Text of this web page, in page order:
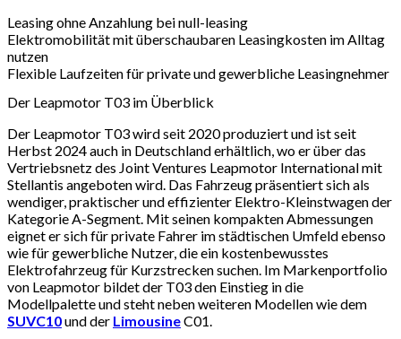
Leasing ohne Anzahlung bei null-leasing
Elektromobilität mit überschaubaren Leasingkosten im Alltag
nutzen
Flexible Laufzeiten für private und gewerbliche Leasingnehmer
Der Leapmotor T03 im Überblick
Der Leapmotor T03 wird seit 2020 produziert und ist seit
Herbst 2024 auch in Deutschland erhältlich, wo er über das
Vertriebsnetz des Joint Ventures Leapmotor International mit
Stellantis angeboten wird. Das Fahrzeug präsentiert sich als
wendiger, praktischer und effizienter Elektro-Kleinstwagen der
Kategorie A-Segment. Mit seinen kompakten Abmessungen
eignet er sich für private Fahrer im städtischen Umfeld ebenso
wie für gewerbliche Nutzer, die ein kostenbewusstes
Elektrofahrzeug für Kurzstrecken suchen. Im Markenportfolio
von Leapmotor bildet der T03 den Einstieg in die
Modellpalette und steht neben weiteren Modellen wie dem
SUVC10und der LimousineC01.